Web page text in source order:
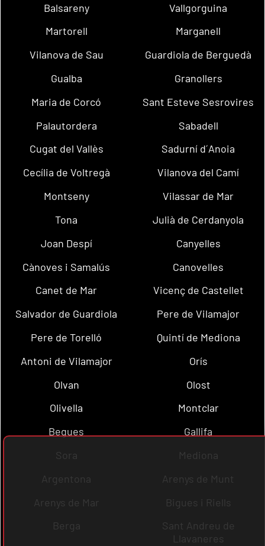
Balsareny
Vallgorguina
Martorell
Marganell
Vilanova de Sau
Guardiola de Berguedà
Gualba
Granollers
Maria de Corcó
Sant Esteve Sesrovires
Palautordera
Sabadell
Cugat del Vallès
Sadurní d´Anoia
Cecília de Voltregà
Vilanova del Camí
Montseny
Vilassar de Mar
Tona
Julià de Cerdanyola
Joan Despí
Canyelles
Cànoves i Samalús
Canovelles
Canet de Mar
Vicenç de Castellet
Salvador de Guardiola
Pere de Vilamajor
Pere de Torelló
Quintí de Mediona
Antoni de Vilamajor
Orís
Olvan
Olost
Olivella
Montclar
Begues
Gallifa
Sora
Mediona
Argentona
Arenys de Munt
Arenys de Mar
Bigues i Riells
Berga
Sant Andreu de
Llavaneres